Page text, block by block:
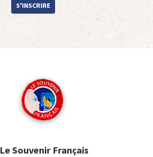
S'INSCRIRE
Le Souvenir Français